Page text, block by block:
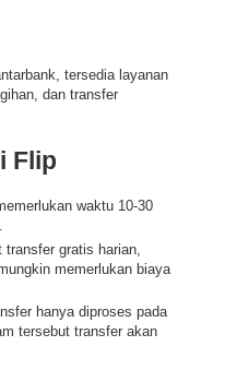
tersedia layanan
dan transfer
Flip
waktu 10-30
transfer gratis harian,
memerlukan biaya
hanya diproses pada
tersebut transfer akan